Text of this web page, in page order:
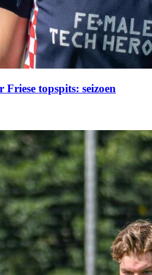
topspits: seizoen